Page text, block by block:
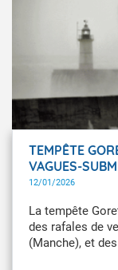
TEMPÊTE
VAGUES-
12/01/2026
La tempête
des rafales de
(Manche), et
Pierres Noires,